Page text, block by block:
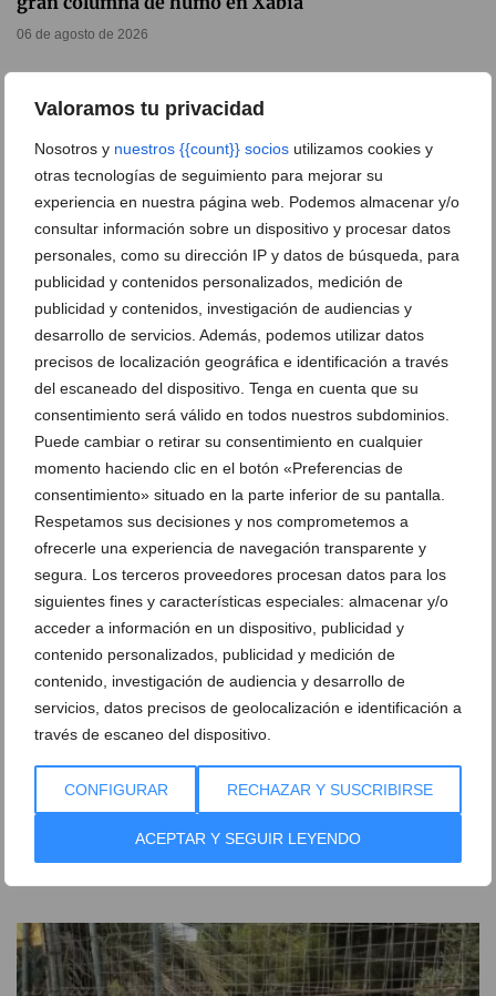
Valoramos tu privacidad
Nosotros y nuestros {{count}} socios utilizamos cookies y
otras tecnologías de seguimiento para mejorar su
experiencia en nuestra página web. Podemos almacenar y/o
consultar información sobre un dispositivo y procesar datos
personales, como su dirección IP y datos de búsqueda, para
publicidad y contenidos personalizados, medición de
publicidad y contenidos, investigación de audiencias y
desarrollo de servicios. Además, podemos utilizar datos
precisos de localización geográfica e identificación a través
del escaneado del dispositivo. Tenga en cuenta que su
consentimiento será válido en todos nuestros subdominios.
Puede cambiar o retirar su consentimiento en cualquier
momento haciendo clic en el botón «Preferencias de
consentimiento» situado en la parte inferior de su pantalla.
Respetamos sus decisiones y nos comprometemos a
ofrecerle una experiencia de navegación transparente y
segura. Los terceros proveedores procesan datos para los
siguientes fines y características especiales: almacenar y/o
acceder a información en un dispositivo, publicidad y
contenido personalizados, publicidad y medición de
contenido, investigación de audiencia y desarrollo de
servicios, datos precisos de geolocalización e identificación a
través de escaneo del dispositivo.
CONFIGURAR RECHAZAR Y SUSCRIBIRSE
ACEPTAR Y SEGUIR LEYENDO
06 de agosto de 2026
El pesquero ‘El Terrible’ dice adiós al puerto de
Xàbia tras cinco años de abandono
06 de agosto de 2026
Xàbia recupera una tradición: el Riurau d’Arnauda
volverá a humear con l’escaldà de la pansa